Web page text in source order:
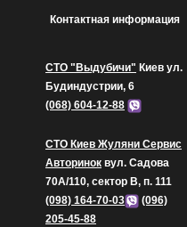
Контактная информация
СТО "Выдубичи" Киев ул.
Будиндустрии, 6
(068) 604-12-88
СТО Киев Жуляни Сервис
Авторинок вул. Садова
70А/110, сектор В, п. 111
(098) 164-70-03
(096)
205-45-88